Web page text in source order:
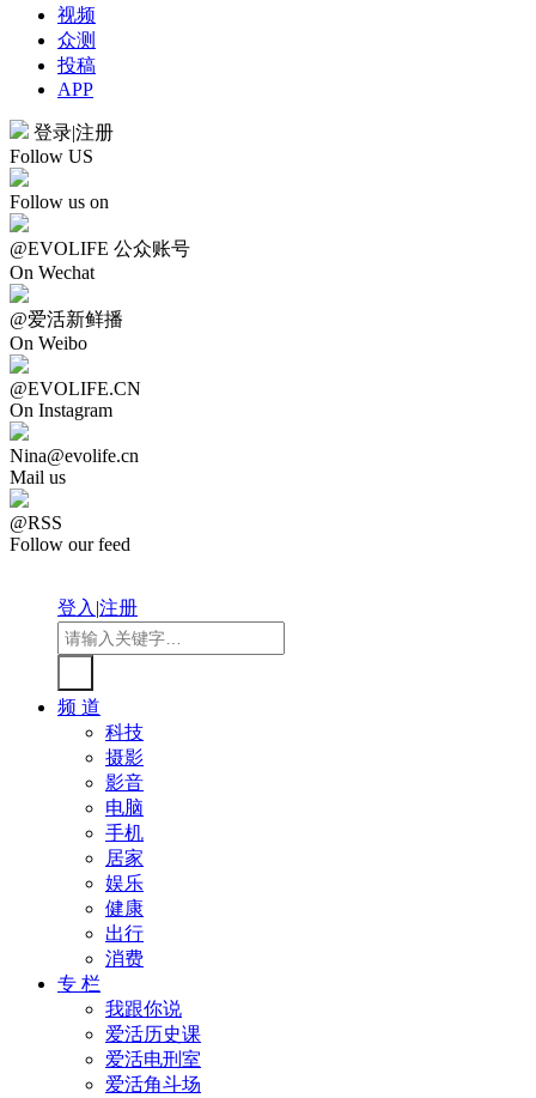
视频
众测
投稿
APP
登录|注册
Follow US
Follow us on
@EVOLIFE 公众账号
On Wechat
@爱活新鲜播
On Weibo
@EVOLIFE.CN
On Instagram
Nina@evolife.cn
Mail us
@RSS
Follow our feed
登入|注册
频 道
科技
摄影
影音
电脑
手机
居家
娱乐
健康
出行
消费
专 栏
我跟你说
爱活历史课
爱活电刑室
爱活角斗场